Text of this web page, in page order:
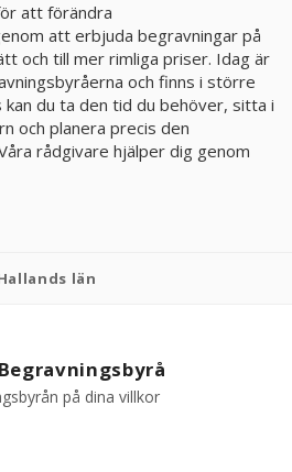
att förändra
att erbjuda begravningar på
och till mer rimliga priser. Idag är
och finns i större
du ta den tid du behöver, sitta i
och planera precis den
rådgivare hjälper dig genom
län
på dina villkor